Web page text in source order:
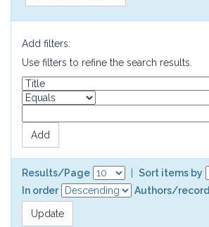
Add filters:
Use filters to refine the search results.
Results/Page
Sort items by
In order
Authors/record